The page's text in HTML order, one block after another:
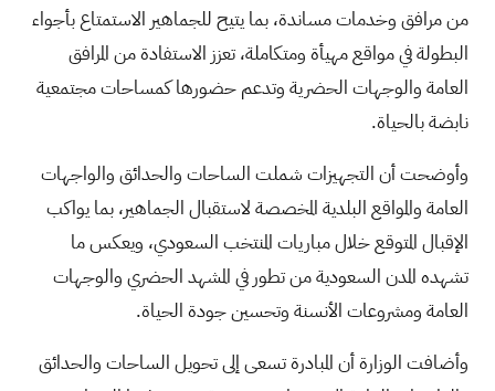
من مرافق وخدمات مساندة، بما يتيح للجماهير الاستمتاع بأجواء
البطولة في مواقع مهيأة ومتكاملة، تعزز الاستفادة من المرافق
العامة والوجهات الحضرية وتدعم حضورها كمساحات مجتمعية
نابضة بالحياة.
وأوضحت أن التجهيزات شملت الساحات والحدائق والواجهات
العامة والمواقع البلدية المخصصة لاستقبال الجماهير، بما يواكب
الإقبال المتوقع خلال مباريات المنتخب السعودي، ويعكس ما
تشهده المدن السعودية من تطور في المشهد الحضري والوجهات
العامة ومشروعات الأنسنة وتحسين جودة الحياة.
وأضافت الوزارة أن المبادرة تسعى إلى تحويل الساحات والحدائق